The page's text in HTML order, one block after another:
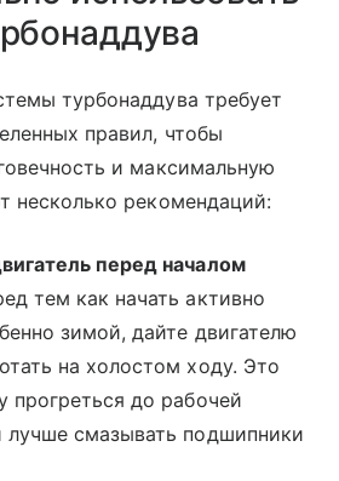
турбонаддува требует
правил, чтобы
и максимальную
несколько рекомендаций:
перед началом
тем как начать активно
зимой, дайте двигателю
на холостом ходу. Это
прогреться до рабочей
лучше смазывать подшипники